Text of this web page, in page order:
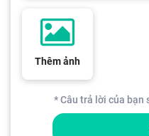
Thêm ảnh
* Câu trả lời của bạn